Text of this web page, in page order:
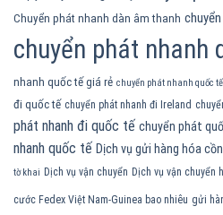
Chuyển phát nhanh dàn âm thanh
chuyển phát nhanh
nhanh quốc tế giá rẻ chuyển phát nhanh quốc
đi quốc tế chuyển phát nhanh đi Ireland
phát nhanh đi quốc tế chuyển phát
nhanh quốc tế Dịch vụ gửi hàng hóa
tờ khai Dịch vụ vận chuyển Dịch vụ vận chuyển
cước Fedex Việt Nam-Guinea bao nhiêu gửi